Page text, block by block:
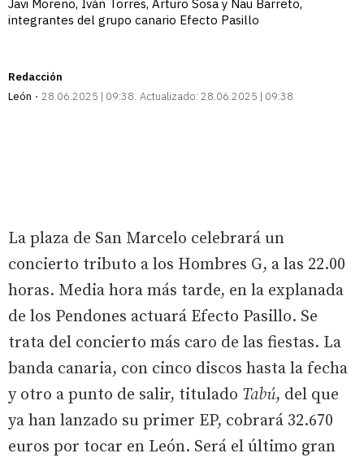
Javi Moreno, Iván Torres, Arturo Sosa y Nau Barreto,
integrantes del grupo canario Efecto Pasillo
Redacción
León
28.06.2025 | 09:38 Actualizado: 28.06.2025 | 09:38
La plaza de San Marcelo celebrará un
concierto tributo a los Hombres G, a las 22.00
horas. Media hora más tarde, en la explanada
de los Pendones actuará Efecto Pasillo. Se
trata del concierto más caro de las fiestas. La
banda canaria, con cinco discos hasta la fecha
y otro a punto de salir, titulado Tabú, del que
ya han lanzado su primer EP, cobrará 32.670
euros por tocar en León. Será el último gran